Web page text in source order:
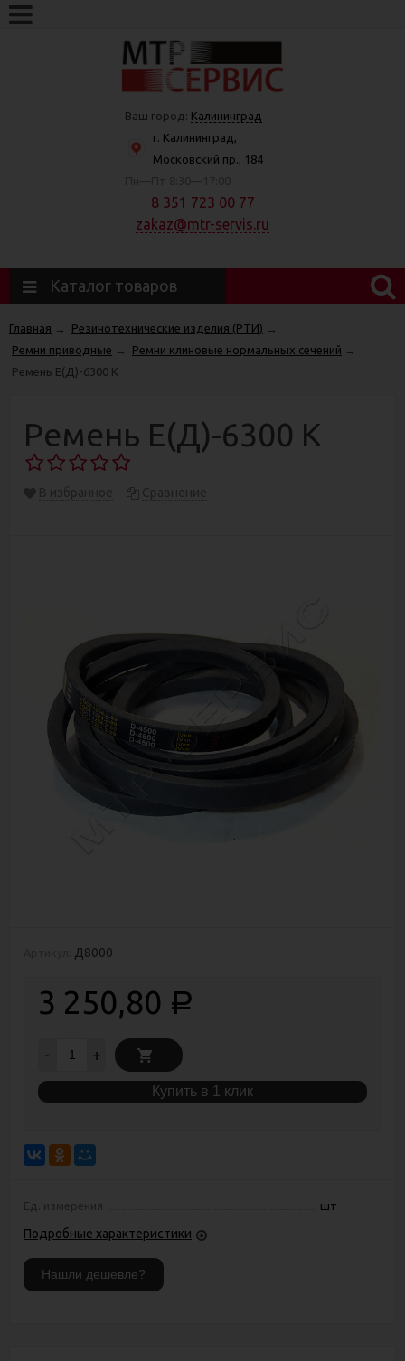
Ваш город: Калининград
г. Калининград,
Московский пр., 184
8 351 723 00 77
zakaz@mtr-servis.ru
Каталог товаров
Главная Резинотехнические изделия (РТИ)
Ремни приводные
Ремни клиновые нормальных сечений
Ремень Е(Д)-6300 К
Ремень Е(Д)-6300 К
Д8000
3 250,80 Р
- +
Купить в 1 клик
Ед. измерения шт
Подробные характеристики